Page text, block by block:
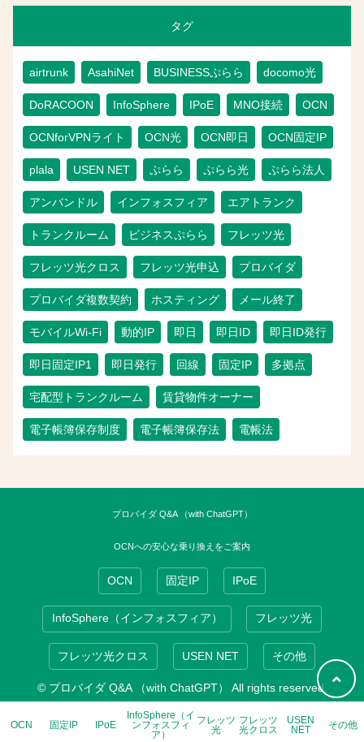
タグ
airtrunk AsahiNet BUSINESSぷらら docomo光
DoRACOON InfoSphere IPoE MNO接続 OCN
OCNforVPNライト OCN光 OCN即日 OCN固定IP
plala USEN NET ぷらら ぷらら光 ぷらら法人
アンバンドル インフォスフィア エアトランク
トランクルーム ビジネスぷらら フレッツ光
フレッツ光クロス フレッツ光申込 プロバイダ
プロバイダ複数契約 ホスティング メール終了
モバイルWi-Fi 動的IP 即日 即日ID 即日ID発行
即日固定IP1 即日発行 回線 固定IP 多拠点
宅配型トランクルーム 賃貸物件オーナー
電子帳簿保存制度 電子帳簿保存法 電帳法
プロバイダ Q&A （with ChatGPT）
OCNへの安心な乗り換えをご案内
OCN 固定IP IPoE
InfoSphere（インフォスフィア） フレッツ光
フレッツ光クロス USEN NET その他
© プロバイダ Q&A （with ChatGPT） All rights reserved.
OCN 固定IP IPoE
InfoSphere（イ
ンフォスフィ
ア）
フレッツ
光
フレッツ
光クロス
USEN
NET
その他